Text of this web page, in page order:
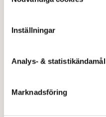
Inställningar
Analys- & statistikändamål
Marknadsföring
Storm Sweater